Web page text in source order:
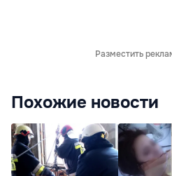
Разместить
Похожие новости